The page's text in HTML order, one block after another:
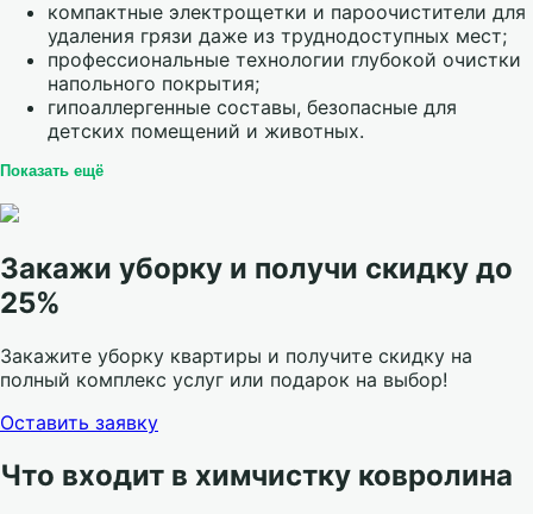
компактные электрощетки и пароочистители для
удаления грязи даже из труднодоступных мест;
профессиональные технологии глубокой очистки
напольного покрытия;
гипоаллергенные составы, безопасные для
детских помещений и животных.
Показать ещё
Закажи уборку и получи скидку до
25%
Закажите уборку квартиры и получите скидку на
полный комплекс услуг или подарок на выбор!
Оставить заявку
Что входит в химчистку ковролина